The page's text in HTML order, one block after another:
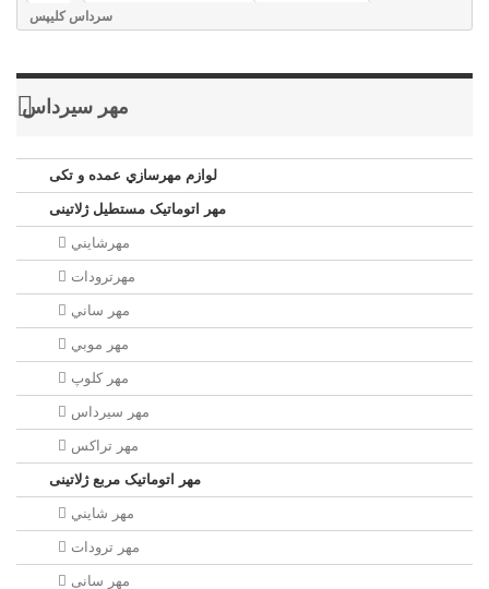
سرداس كليپس
مهر سيرداس
لوازم مهرسازي عمده و تکی
مهر اتوماتیک مستطيل ژلاتینی
مهرشايني
مهرترودات
مهر ساني
مهر موبي
مهر كلوپ
مهر سيرداس
مهر تراکس
مهر اتوماتیک مربع ژلاتینی
مهر شايني
مهر ترودات
مهر سانی